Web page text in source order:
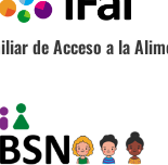
de Acceso a la